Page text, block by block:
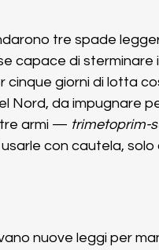
tre spade
capace di sterminare
cinque giorni di lotta
Nord, da impugnare
armi — trimetoprim-
con cautela, solo
nuove leggi per